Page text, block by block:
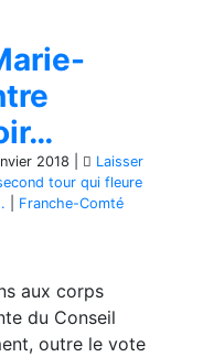
2018
Laisser
tour qui fleure
Franche-Comté
aux corps
du Conseil
outre le vote